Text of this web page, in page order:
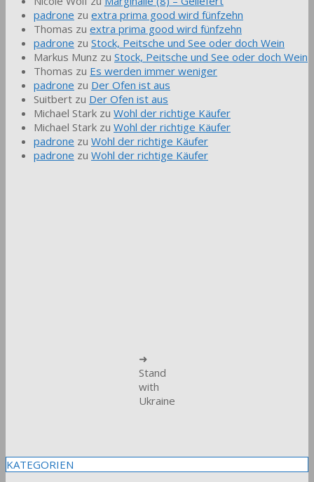
padrone zu extra prima good wird fünfzehn
Thomas zu extra prima good wird fünfzehn
padrone zu Stock, Peitsche und See oder doch Wein
Markus Munz zu Stock, Peitsche und See oder doch Wein
Thomas zu Es werden immer weniger
padrone zu Der Ofen ist aus
Suitbert zu Der Ofen ist aus
Michael Stark zu Wohl der richtige Käufer
Michael Stark zu Wohl der richtige Käufer
padrone zu Wohl der richtige Käufer
padrone zu Wohl der richtige Käufer
➜
Stand
with
Ukraine
KATEGORIEN